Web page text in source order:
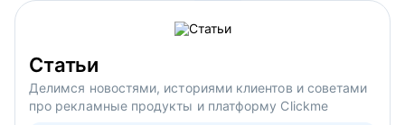
Статьи
Делимся новостями, историями клиентов и советами
про рекламные продукты и платформу Clickme